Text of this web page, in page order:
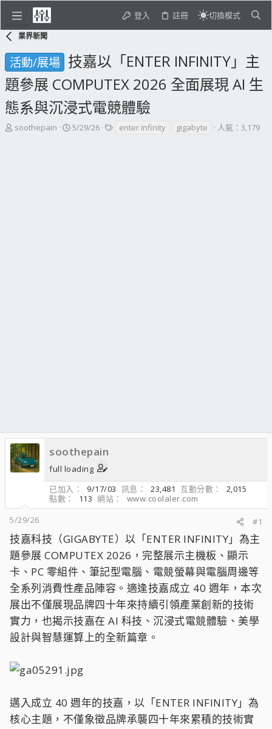
登入 註冊 切換模式
業界新聞
活動/展場 技嘉以「ENTER INFINITY」主
題參展 COMPUTEX 2026 全面展現 AI 生
態系與沉浸式電競體驗
主
soothepain
開
5/29/26
標enter infinity gigabyte 人氣：3,179
soothepain
full loading
已加入
9/17/03 訊息 23,481 互動分數
2,015
點數
113 網站
www.coolaler.com
5/29/26
#1
技嘉科技（GIGABYTE）以「ENTER INFINITY」為主
題參展 COMPUTEX 2026，完整展示主機板、顯示
卡、PC 零組件、筆記型電腦、電競螢幕與電腦周邊等
全系列消費性產品陣容。適逢技嘉成立 40 週年，本次
展出不僅展現品牌四十年來持續引領產業創新的技術
實力，也揭示技嘉在 AI 科技、沉浸式電競體驗、美學
設計與智慧運算上的全新篇章。
邁入成立 40 週年的技嘉，以「ENTER INFINITY」為
核心主題，不僅象徵品牌承襲四十年來累積的技術實